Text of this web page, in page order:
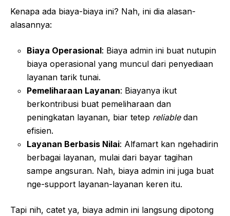
Kenapa ada biaya-biaya ini? Nah, ini dia alasan-
alasannya:
Biaya Operasional: Biaya admin ini buat nutupin
biaya operasional yang muncul dari penyediaan
layanan tarik tunai.
Pemeliharaan Layanan: Biayanya ikut
berkontribusi buat pemeliharaan dan
peningkatan layanan, biar tetep reliabledan
efisien.
Layanan Berbasis Nilai: Alfamart kan ngehadirin
berbagai layanan, mulai dari bayar tagihan
sampe angsuran. Nah, biaya admin ini juga buat
nge-support layanan-layanan keren itu.
Tapi nih, catet ya, biaya admin ini langsung dipotong